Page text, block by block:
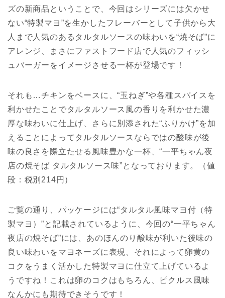
ズの新商品ということで、今回はシリーズには欠かせ
ない“特製マヨ”を生かしたフレーバーとして子供から大
人まで人気のあるタルタルソースの味わいを“焼そば”に
アレンジ、まさにファストフード店で人気のフィッシ
ュバーガーをイメージさせる一杯が登場です！
それも…チキンをベースに、“玉ねぎ”や各種スパイスを
利かせたことでタルタルソース風の香りを利かせた濃
厚な味わいに仕上げ、さらに別添された“ふりかけ”を加
えることによってタルタルソースならではの酸味が後
味の良さを際立たせる風味豊かな一杯、“一平ちゃん夜
店の焼そば タルタルソース味”となっております。（値
段：税別214円）
ご覧の通り、パッケージには“タルタル風味マヨ付（特
製マヨ）”と記載されているように、今回の“一平ちゃん
夜店の焼そば”には、あのほんのり酸味が利いた後味の
良い味わいをマヨネーズに表現、それによって卵黄の
コクをうまく活かした特製マヨに仕立て上げているよ
うですね！これは卵のコクはもちろん、ピクルス風味
なんかにも期待できそうです！